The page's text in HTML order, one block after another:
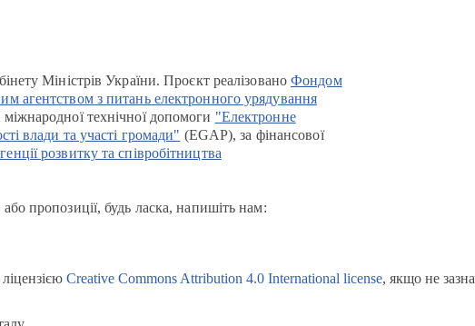
Міністрів України. Проєкт реалізованоФондом
агентством з питань електронного урядування
технічної допомоги "Електронне
влади та участі громади" (EGAP), за фінансової
розвитку та співробітництва
пропозиції, будь ласка, напишіть нам:
Creative Commons Attribution 4.0 International license, якщо не